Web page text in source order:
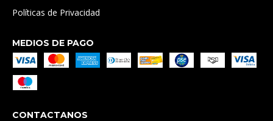
Políticas de Privacidad
MEDIOS DE PAGO
CONTACTANOS